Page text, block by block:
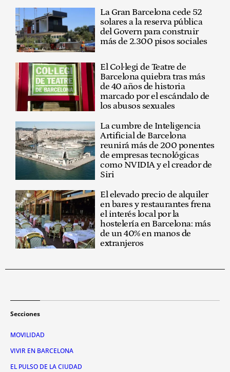
La Gran Barcelona cede 52
solares a la reserva pública
del Govern para construir
más de 2.300 pisos sociales
El Col·legi de Teatre de
Barcelona quiebra tras más
de 40 años de historia
marcado por el escándalo de
los abusos sexuales
La cumbre de Inteligencia
Artificial de Barcelona
reunirá más de 200 ponentes
de empresas tecnológicas
como NVIDIA y el creador de
Siri
El elevado precio de alquiler
en bares y restaurantes frena
el interés local por la
hostelería en Barcelona: más
de un 40% en manos de
extranjeros
Secciones
MOVILIDAD
VIVIR EN BARCELONA
EL PULSO DE LA CIUDAD